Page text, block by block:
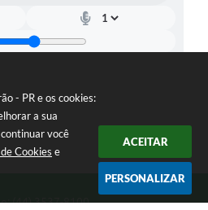
- PR e os cookies:
a sua
você
Cookies e
ACEITAR
PERSONALIZAR
(44) 3537-8100